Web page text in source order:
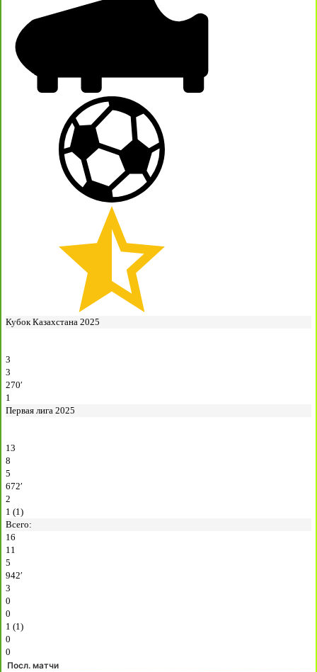
Кубок Казахстана 2025
3
3
270′
1
Первая лига 2025
13
8
5
672′
2
1 (1)
Всего:
16
11
5
942′
3
0
0
1 (1)
0
0
Посл. матчи